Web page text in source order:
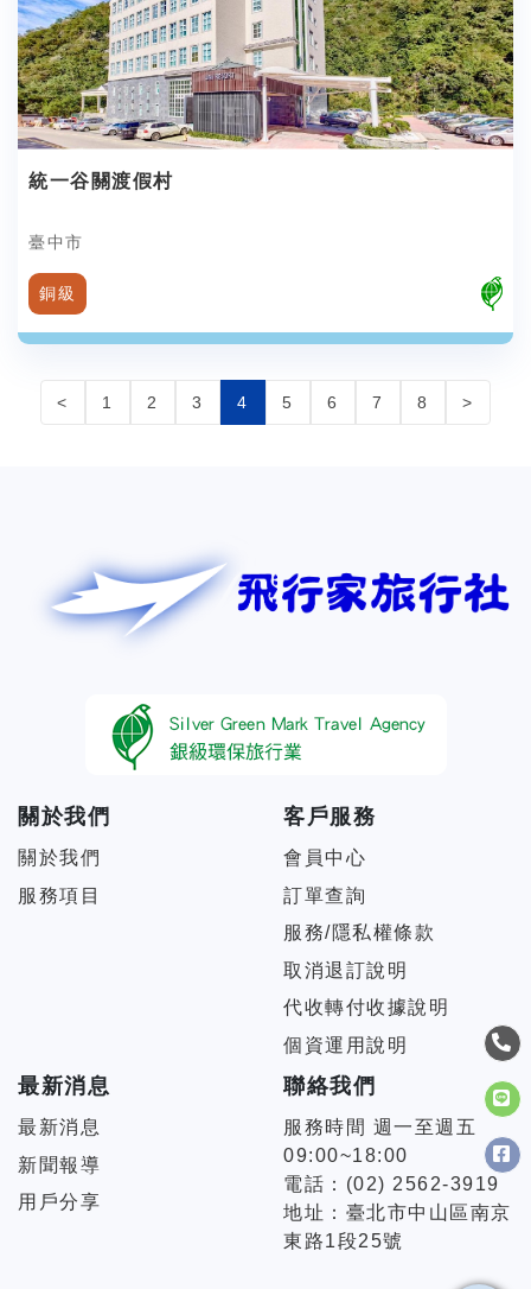
統一谷關渡假村
臺中市
銅級
< 1 2 3 4 5 6 7 8 >
關於我們
關於我們
服務項目
客戶服務
會員中心
訂單查詢
服務/隱私權條款
取消退訂說明
代收轉付收據說明
個資運用說明
最新消息
最新消息
新聞報導
用戶分享
聯絡我們
服務時間 週一至週五
09:00~18:00
電話：(02) 2562-3919
地址：臺北市中山區南京
東路1段25號